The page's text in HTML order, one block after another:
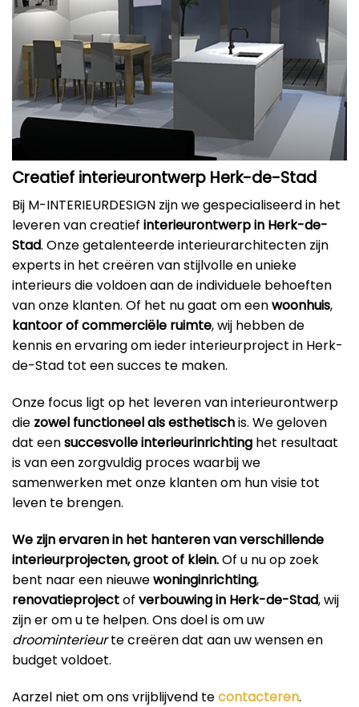
Creatief interieurontwerp Herk-de-Stad
Bij M-INTERIEURDESIGN zijn we gespecialiseerd in het
leveren van creatief interieurontwerp in Herk-de-
Stad. Onze getalenteerde interieurarchitecten zijn
experts in het creëren van stijlvolle en unieke
interieurs die voldoen aan de individuele behoeften
van onze klanten. Of het nu gaat om eenwoonhuis,
kantoorof commerciële ruimte, wij hebben de
kennis en ervaring om ieder interieurproject in Herk-
de-Stad tot een succes te maken.
Onze focus ligt op het leveren van interieurontwerp
die zowel functioneel als esthetischis. We geloven
dat eensuccesvolle interieurinrichting het resultaat
is van een zorgvuldig proces waarbij we
samenwerken met onze klanten om hun visie tot
leven te brengen.
We zijn ervaren in het hanteren van verschillende
interieurprojecten, groot of klein.Of u nu op zoek
bent naar een nieuwewoninginrichting,
renovatieprojectof verbouwing in Herk-de-Stad, wij
zijn er om u te helpen. Ons doel is om uw
droominterieurte creëren dat aan uw wensen en
budget voldoet.
Aarzel niet om ons vrijblijvend tecontacteren.